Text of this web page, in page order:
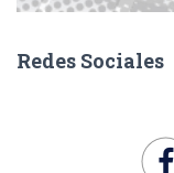
Redes Sociales